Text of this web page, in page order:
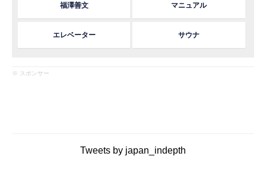
福澤善文 マニュアル
エレベーター サウナ
※ スポンサー
Tweets by japan_indepth